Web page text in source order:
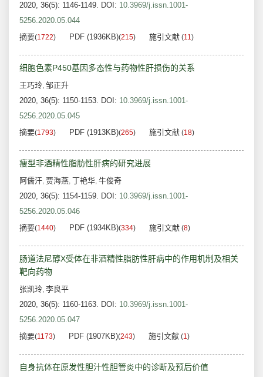
2020, 36(5): 1146-1149. DOI: 10.3969/j.issn.1001-
5256.2020.05.044
摘要(1722) PDF (1936KB)(215) 施引文献 (11)
细胞色素P450基因多态性与药物性肝损伤的关系
王巧玲, 邹正升
2020, 36(5): 1150-1153. DOI: 10.3969/j.issn.1001-
5256.2020.05.045
摘要(1793) PDF (1913KB)(265) 施引文献 (18)
瘦型非酒精性脂肪性肝病的研究进展
阿儒汗, 贾海燕, 丁艳华, 牛俊奇
2020, 36(5): 1154-1159. DOI: 10.3969/j.issn.1001-
5256.2020.05.046
摘要(1440) PDF (1934KB)(334) 施引文献 (8)
肠道法尼醇X受体在非酒精性脂肪性肝病中的作用机制及相关
靶向药物
张凯玲, 李良平
2020, 36(5): 1160-1163. DOI: 10.3969/j.issn.1001-
5256.2020.05.047
摘要(1173) PDF (1907KB)(243) 施引文献 (1)
自身抗体在原发性胆汁性胆管炎中的诊断及预后价值